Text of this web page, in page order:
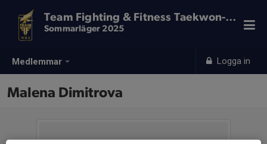
Medlemmar Logga in
Team Fighting & Fitness Taekwon-Do
Sommarläger 2025
Malena Dimitrova